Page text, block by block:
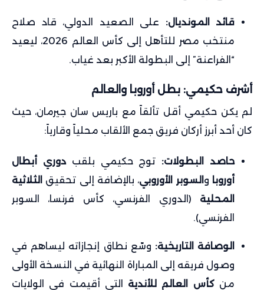
قائد المونديال: على الصعيد الدولي، قاد صلاح
منتخب مصر للتأهل إلى كأس العالم 2026، ليعيد
“الفراعنة” إلى البطولة الأكبر بعد غياب.
أشرف حكيمي: بطل أوروبا والعالم
لم يكن حكيمي أقل تألقاً مع باريس سان جيرمان، حيث
كان أحد أبرز أركان فريق جمع الألقاب محلياً وقارياً:
حاصد البطولات: توج حكيمي بلقبدوري أبطال
أوروبا و السوبر الأوروبي، بالإضافة إلى تحقيق
الثلاثية
المحلية (الدوري الفرنسي، كأس فرنسا، السوبر
الفرنسي).
الوصافة التاريخية: وسّع نطاق إنجازاته ليساهم في
وصول فريقه إلى المباراة النهائية في النسخة الأولى
منكأس العالم للأندية التي أقيمت في الولايات